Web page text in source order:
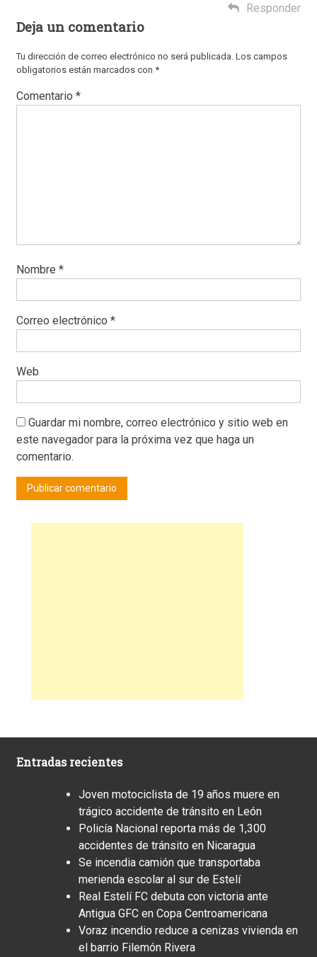
Responder
Deja un comentario
Tu dirección de correo electrónico no será publicada. Los campos
obligatorios están marcados con *
Comentario *
Nombre *
Correo electrónico *
Web
Guardar mi nombre, correo electrónico y sitio web en
este navegador para la próxima vez que haga un
comentario.
Entradas recientes
Joven motociclista de 19 años muere en
trágico accidente de tránsito en León
Policía Nacional reporta más de 1,300
accidentes de tránsito en Nicaragua
Se incendia camión que transportaba
merienda escolar al sur de Estelí
Real Estelí FC debuta con victoria ante
Antigua GFC en Copa Centroamericana
Voraz incendio reduce a cenizas vivienda en
el barrio Filemón Rivera